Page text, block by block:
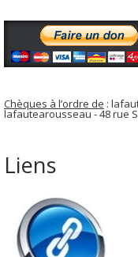
Chèques à l’ordre de :
lafautearousseau - 48 rue
Liens